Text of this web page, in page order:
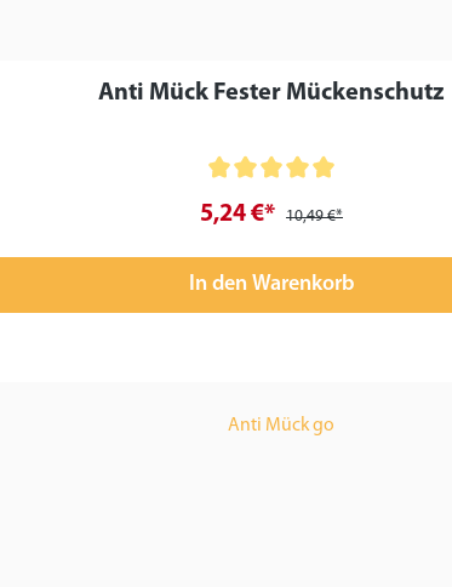
Anti Mück Fester Mückenschutz
5,24 €* 10,49 €*
In den Warenkorb